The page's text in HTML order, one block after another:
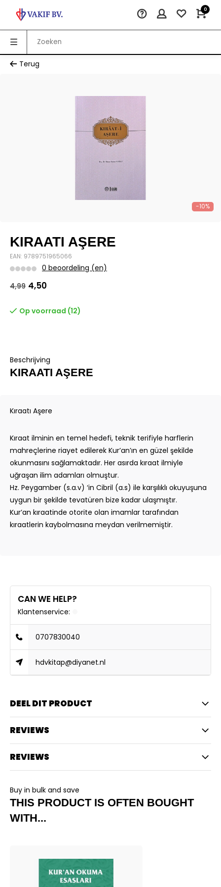
0
Terug
-10%
KIRAATI AŞERE
EAN: 9789751965066
0 beoordeling (en)
4,99 4,50
Op voorraad (12)
Beschrijving
KIRAATI AŞERE
Kıraatı Aşere
Kıraat ilminin en temel hedefi, teknik terifiyle harflerin
mahreçlerine riayet edilerek Kur’an’ın en güzel şekilde
okunmasını sağlamaktadır. Her asırda kıraat ilmiyle
uğraşan ilim adamları olmuştur.
Hz. Peygamber (s.a.v) ‘in Cibril (a.s) ile karşılıklı okuyuşuna
uygun bir şekilde tevatüren bize kadar ulaşmıştır.
Kur’an kıraatinde otorite olan imamlar tarafından
kıraatlerin kaybolmasına meydan verilmemiştir.
CAN WE HELP?
Klantenservice:
0707830040
hdvkitap@diyanet.nl
DEEL DIT PRODUCT
REVIEWS
REVIEWS
Buy in bulk and save
THIS PRODUCT IS OFTEN BOUGHT
WITH...